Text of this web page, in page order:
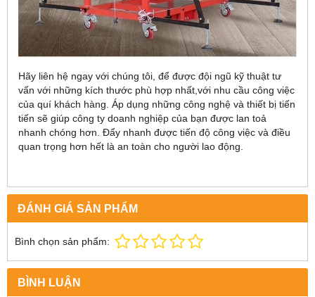
Hãy liên hệ ngay với chúng tôi, để được đội ngũ kỹ thuật tư
vấn với những kích thước phù hợp nhất,với nhu cầu công việc
của quí khách hàng. Áp dụng những công nghệ và thiết bị tiến
tiến sẽ giúp công ty doanh nghiệp của bạn được lan toả
nhanh chóng hơn. Đẩy nhanh được tiến độ công việc và điều
quan trọng hơn hết là an toàn cho người lao động.
ĐÁNH GIÁ SẢN PHẨM
Bình chọn sản phẩm:
BÌNH LUẬN